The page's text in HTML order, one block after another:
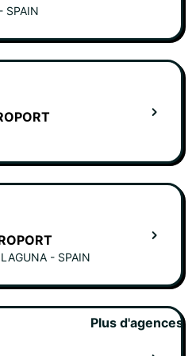
SPAIN
- SPAIN
Plus d'agences